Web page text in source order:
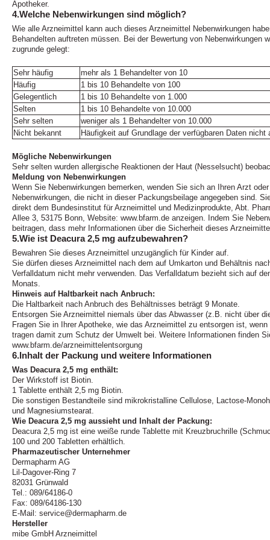
Apotheker.
4.Welche Nebenwirkungen sind möglich?
Wie alle Arzneimittel kann auch dieses Arzneimittel Nebenwirkungen
Behandelten auftreten müssen. Bei der Bewertung von Nebenwirkungen
zugrunde gelegt:
Sehr häufig
mehr als 1 Behandelter von 10
Häufig
1 bis 10 Behandelte von 100
Gelegentlich
1 bis 10 Behandelte von 1.000
Selten
1 bis 10 Behandelte von 10.000
Sehr selten
weniger als 1 Behandelter von 10.000
Nicht bekannt
Häufigkeit auf Grundlage der verfügbaren Daten nicht
Mögliche Nebenwirkungen
Sehr selten wurden allergische Reaktionen der Haut (Nesselsucht)
Meldung von Nebenwirkungen
Wenn Sie Nebenwirkungen bemerken, wenden Sie sich an Ihren Arzt
Nebenwirkungen, die nicht in dieser Packungsbeilage angegeben sind.
direkt dem Bundesinstitut für Arzneimittel und Medizinprodukte, Abt.
Allee 3, 53175 Bonn, Website: www.bfarm.de anzeigen. Indem Sie
beitragen, dass mehr Informationen über die Sicherheit dieses
5.Wie ist Deacura 2,5 mg aufzubewahren?
Bewahren Sie dieses Arzneimittel unzugänglich für Kinder auf.
Sie dürfen dieses Arzneimittel nach dem auf Umkarton und Behältnis
Verfalldatum nicht mehr verwenden. Das Verfalldatum bezieht sich auf
Monats.
Hinweis auf Haltbarkeit nach Anbruch:
Die Haltbarkeit nach Anbruch des Behältnisses beträgt 9 Monate.
Entsorgen Sie Arzneimittel niemals über das Abwasser (z.B. nicht über
Fragen Sie in Ihrer Apotheke, wie das Arzneimittel zu entsorgen ist,
tragen damit zum Schutz der Umwelt bei. Weitere Informationen finden
www.bfarm.de/arzneimittelentsorgung
6.Inhalt der Packung und weitere Informationen
Was Deacura 2,5 mg enthält:
Der Wirkstoff ist Biotin.
1 Tablette enthält 2,5 mg Biotin.
Die sonstigen Bestandteile sind mikrokristalline Cellulose, Lactose-
und Magnesiumstearat.
Wie Deacura 2,5 mg aussieht und Inhalt der Packung:
Deacura 2,5 mg ist eine weiße runde Tablette mit Kreuzbruchrille
100 und 200 Tabletten erhältlich.
Pharmazeutischer Unternehmer
Dermapharm AG
Lil-Dagover-Ring 7
82031 Grünwald
Tel.: 089/64186-0
Fax: 089/64186-130
E-Mail: service@dermapharm.de
Hersteller
mibe GmbH Arzneimittel